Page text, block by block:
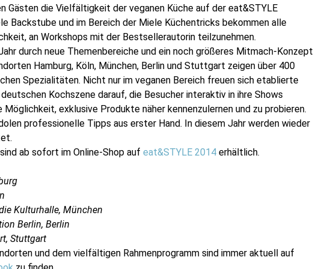
Gästen die Vielfältigkeit der veganen Küche auf der eat&STYLE
Backstube und im Bereich der Miele Küchentricks bekommen alle
an Workshops mit der Bestsellerautorin teilzunehmen.
durch neue Themenbereiche und ein noch größeres Mitmach-Konzept
Hamburg, Köln, München, Berlin und Stuttgart zeigen über 400
Spezialitäten. Nicht nur im veganen Bereich freuen sich etablierte
Kochszene darauf, die Besucher interaktiv in ihre Shows
Möglichkeit, exklusive Produkte näher kennenzulernen und zu probieren.
professionelle Tipps aus erster Hand. In diesem Jahr werden wieder
ab sofort im Online-Shop auf eat&STYLE 2014 erhältlich.
Kulturhalle, München
Berlin, Berlin
Stuttgart
und dem vielfältigen Rahmenprogramm sind immer aktuell auf